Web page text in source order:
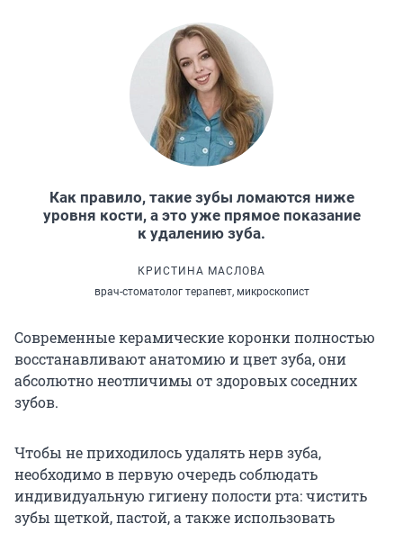
Как правило, такие зубы ломаются ниже
уровня кости, а это уже прямое показание
к удалению зуба.
КРИСТИНА МАСЛОВА
врач-стоматолог терапевт, микроскопист
Современные керамические коронки полностью
восстанавливают анатомию и цвет зуба, они
абсолютно неотличимы от здоровых соседних
зубов.
Чтобы не приходилось удалять нерв зуба,
необходимо в первую очередь соблюдать
индивидуальную гигиену полости рта: чистить
зубы щеткой, пастой, а также использовать